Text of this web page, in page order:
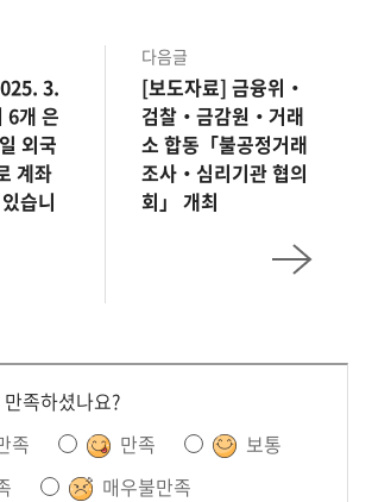
3.
6개 은
외국
계좌
습니
다음글
[보도자료] 금융위‧
검찰‧금감원‧거래
소 합동「불공정거래
조사‧심리기관 협의
회」 개최
족하셨나요?
족
만족
보통
매우불만족